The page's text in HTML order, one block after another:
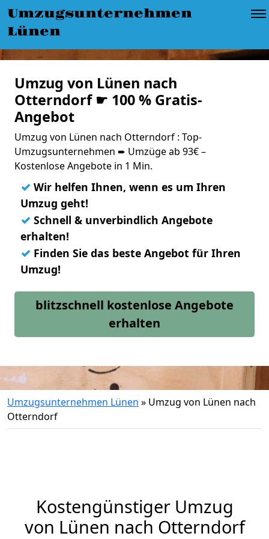
Umzugsunternehmen
Lünen
Umzug von Lünen nach
Otterndorf ☛ 100 % Gratis-
Angebot
Umzug von Lünen nach Otterndorf : Top-
Umzugsunternehmen ➨ Umzüge ab 93€ –
Kostenlose Angebote in 1 Min.
✓ Wir helfen Ihnen, wenn es um Ihren
Umzug geht!
✓ Schnell & unverbindlich Angebote
erhalten!
✓ Finden Sie das beste Angebot für Ihren
Umzug!
blitzschnell kostenlose Angebote
erhalten
Umzugsunternehmen Lünen » Umzug von Lünen nach
Otterndorf
Kostengünstiger Umzug
von Lünen nach Otterndorf